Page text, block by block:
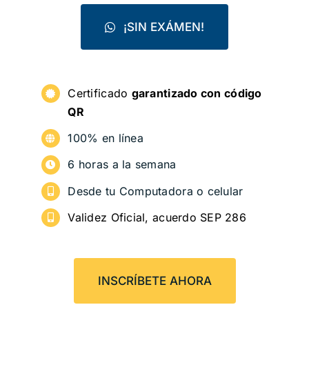
¡SIN EXÁMEN!
Certificado garantizado con código
QR
100% en línea
6 horas a la semana
Desde tu Computadora o celular
Validez Oficial, acuerdo SEP 286
INSCRÍBETE AHORA